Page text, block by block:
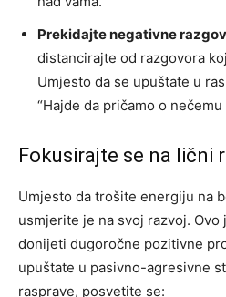
Prekidajte negativne
distancirajte od razgovora
Umjesto da se upuštate u
“Hajde da pričamo o nečemu
Fokusirajte se na lični
Umjesto da trošite energiju na
usmjerite je na svoj razvoj.
donijeti dugoročne pozitivne
upuštate u pasivno-agresivne
rasprave, posvetite se: